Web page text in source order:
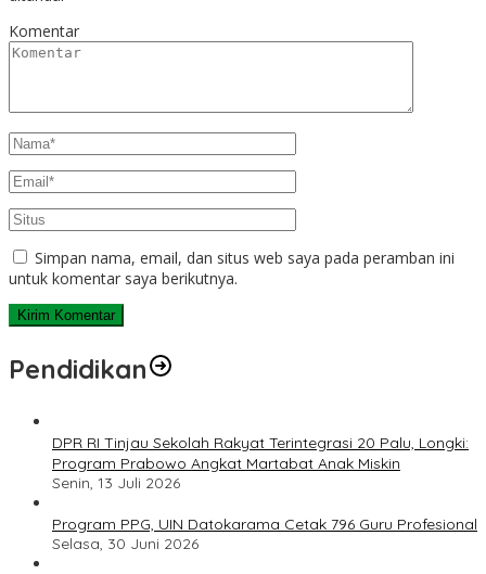
Komentar
Simpan nama, email, dan situs web saya pada peramban ini
untuk komentar saya berikutnya.
Pendidikan
DPR RI Tinjau Sekolah Rakyat Terintegrasi 20 Palu, Longki:
Program Prabowo Angkat Martabat Anak Miskin
Senin, 13 Juli 2026
Program PPG, UIN Datokarama Cetak 796 Guru Profesional
Selasa, 30 Juni 2026